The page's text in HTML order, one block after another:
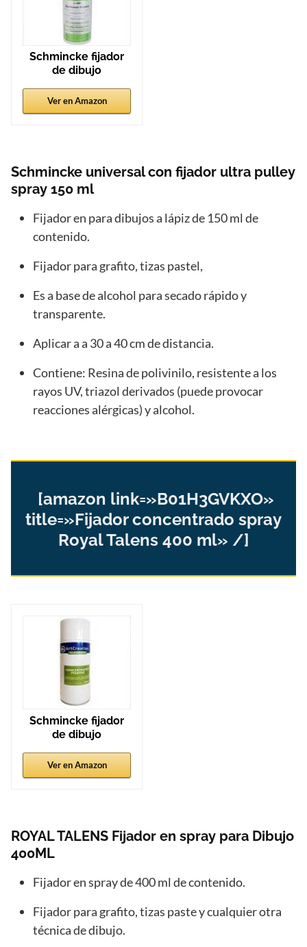
Schmincke fijador
de dibujo
Ver en Amazon
Schmincke universal con fijador ultra pulley
spray 150 ml
Fijador en para dibujos a lápiz de 150 ml de
contenido.
Fijador para grafito, tizas pastel,
Es a base de alcohol para secado rápido y
transparente.
Aplicar a a 30 a 40 cm de distancia.
Contiene: Resina de polivinilo, resistente a los
rayos UV, triazol derivados (puede provocar
reacciones alérgicas) y alcohol.
[amazon link=»B01H3GVKXO»
title=»Fijador concentrado spray
Royal Talens 400 ml» /]
Schmincke fijador
de dibujo
Ver en Amazon
ROYAL TALENS Fijador en spray para Dibujo
400ML
Fijador en spray de 400 ml de contenido.
Fijador para grafito, tizas paste y cualquier otra
técnica de dibujo.